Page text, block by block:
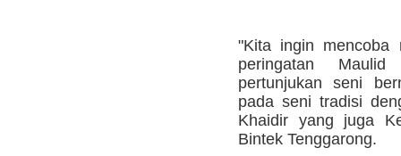
"Kita ingin mencoba
peringatan
pertunjukan seni
pada seni tradisi
Khaidir yang juga
Bintek Tenggarong.